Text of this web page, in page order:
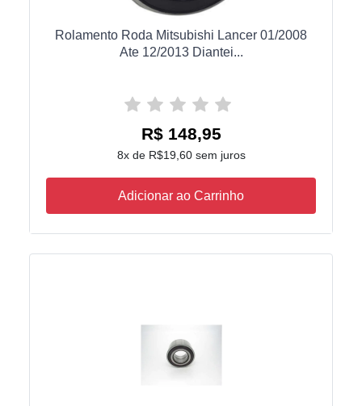
Rolamento Roda Mitsubishi Lancer 01/2008
Ate 12/2013 Diantei...
R$ 148,95
8x de R$19,60 sem juros
Adicionar ao Carrinho